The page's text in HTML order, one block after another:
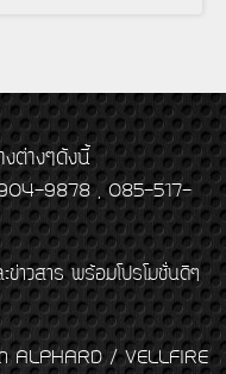
ต่างๆดังนี้
9878 , 085-517-
ข่าวสาร พร้อมโปรโมชั่นดีๆ
ALPHARD / VELLFIRE